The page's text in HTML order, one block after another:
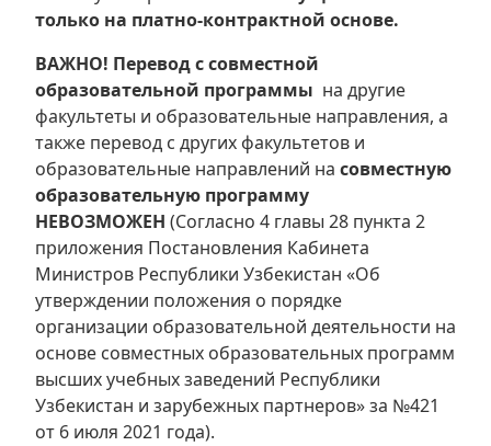
только на платно-контрактной основе.
ВАЖНО! Переводссовместной
образовательной программы на другие
факультеты и образовательные направления, а
также перевод с других факультетов и
образовательные направлений на совместную
образовательную программу
НЕВОЗМОЖЕН (Согласно 4 главы 28 пункта 2
приложения Постановления Кабинета
Министров Республики Узбекистан «Об
утверждении положения о порядке
организации образовательной деятельности на
основе совместных образовательных программ
высших учебных заведений Республики
Узбекистан и зарубежных партнеров» за №421
от 6 июля 2021 года).